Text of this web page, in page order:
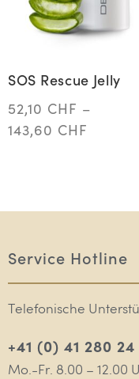
SOS Rescue Jelly
52,10 CHF –
143,60 CHF
Service Hotline
Telefonische
+41 (0) 41 280 24
Mo.-Fr. 8.00 – 12.00